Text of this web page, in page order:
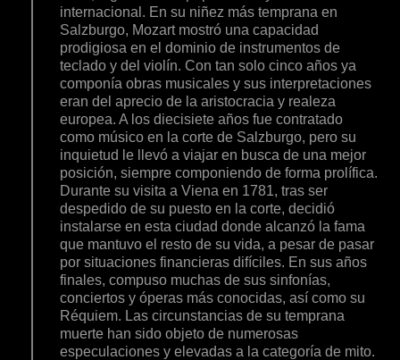
internacional. En su niñez más temprana en
Salzburgo, Mozart mostró una capacidad
prodigiosa en el dominio de instrumentos de
teclado y del violín. Con tan solo cinco años ya
componía obras musicales y sus interpretaciones
eran del aprecio de la aristocracia y realeza
europea. A los diecisiete años fue contratado
como músico en la corte de Salzburgo, pero su
inquietud le llevó a viajar en busca de una mejor
posición, siempre componiendo de forma prolífica.
Durante su visita a Viena en 1781, tras ser
despedido de su puesto en la corte, decidió
instalarse en esta ciudad donde alcanzó la fama
que mantuvo el resto de su vida, a pesar de pasar
por situaciones financieras difíciles. En sus años
finales, compuso muchas de sus sinfonías,
conciertos y óperas más conocidas, así como su
Réquiem. Las circunstancias de su temprana
muerte han sido objeto de numerosas
especulaciones y elevadas a la categoría de mito.